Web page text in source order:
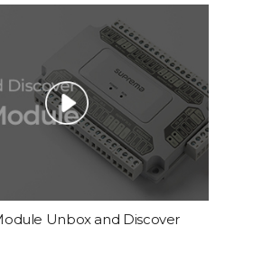
Unbox and Discover